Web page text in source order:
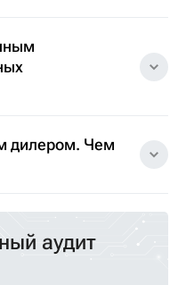
дилером. Чем
аудит